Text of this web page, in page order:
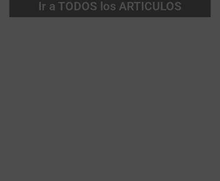
Ir a TODOS los ARTICULOS